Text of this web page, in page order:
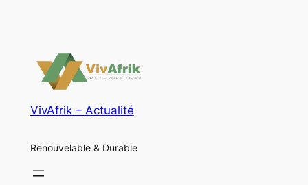
VivAfrik – Actualité
Renouvelable & Durable